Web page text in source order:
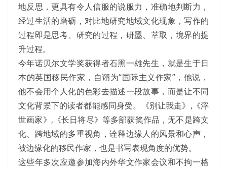
地反思，更具有令人信服的说服力，准确地判断力，
经过生活的磨砺，对比地研究地域文化现象，写作的
过程即是思考、研究的过程，研墨、萃取，境界的提
升过程。
今年诺贝尔文学奖获得者石黑一雄先生，就是生于日
本的英国移民作家，自诩为“国际主义作家”，他说，
他不会用个人化的色彩去描述一段故事，而是让不同
文化背景下的读者都能感同身受。《别让我走》,《浮
世画家》,《长日将尽》等多部获奖作品，无不是跨文
化、跨地域的多重视角，诠释边缘人的风景和心声，
被边缘化的移民作家，也是书写表现角度的优势。
这些年多次应邀参加海内外华文作家会议和不拘一格